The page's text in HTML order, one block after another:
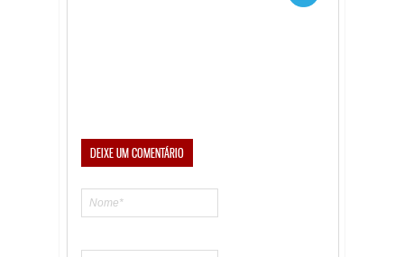
DEIXE UM COMENTÁRIO